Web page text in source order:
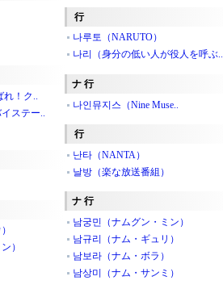
れ！ク..
ステー..
）
行
나루토（NARUTO）
나리（身分の低い人が役人を呼ぶ..
ナ 行
나인뮤지스（Nine Muse..
行
난타（NANTA）
날방（楽な放送番組）
ナ 行
남궁민（ナムグン・ミン）
남규리（ナム・ギュリ）
남보라（ナム・ボラ）
남상미（ナム・サンミ）